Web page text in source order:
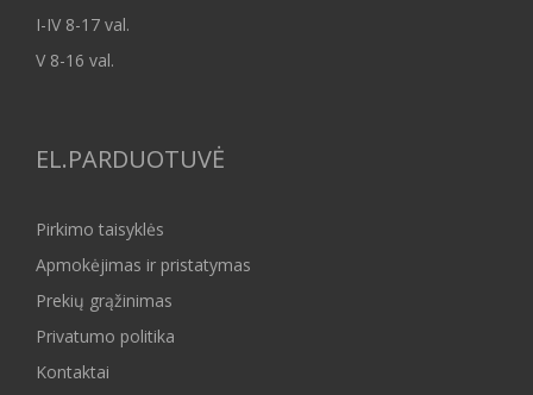
I-IV 8-17 val.
V 8-16 val.
EL.PARDUOTUVĖ
Pirkimo taisyklės
Apmokėjimas ir pristatymas
Prekių grąžinimas
Privatumo politika
Kontaktai